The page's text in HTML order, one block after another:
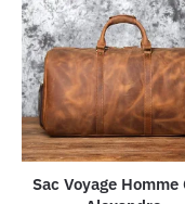
Sac Voyage Homme